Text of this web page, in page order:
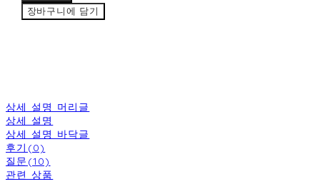
장바구니에 담기
상세 설명 머리글
상세 설명
상세 설명 바닥글
후기(0)
질문(10)
관련 상품